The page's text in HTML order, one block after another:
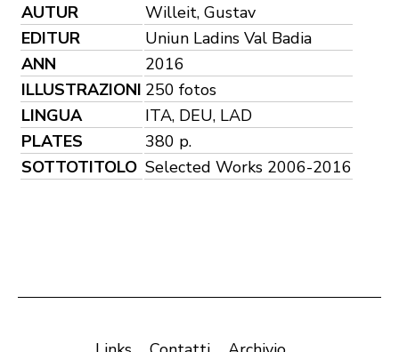
AUTUR
Willeit, Gustav
EDITUR
Uniun Ladins Val Badia
ANN
2016
ILLUSTRAZIONI 250 fotos
LINGUA
ITA, DEU, LAD
PLATES
380 p.
SOTTOTITOLO Selected Works 2006-2016